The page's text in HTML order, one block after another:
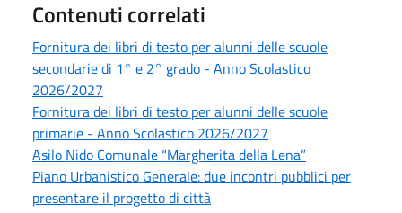
Contenuti correlati
Fornitura dei libri di testo per alunni delle scuole
secondarie di 1° e 2° grado - Anno Scolastico
2026/2027
Fornitura dei libri di testo per alunni delle scuole
primarie - Anno Scolastico 2026/2027
Asilo Nido Comunale “Margherita della Lena”
Piano Urbanistico Generale: due incontri pubblici per
presentare il progetto di città